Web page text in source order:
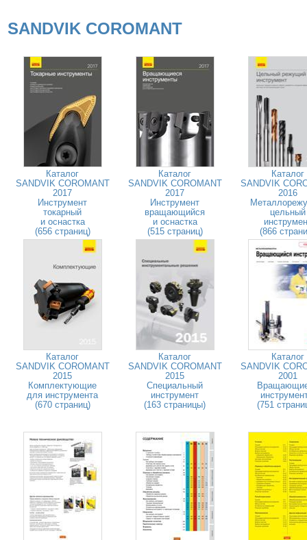
SANDVIK COROMANT
Каталог
SANDVIK COROMANT
2017
Инструмент
токарный
и оснастка
(656 страниц)
Каталог
SANDVIK COROMANT
2017
Инструмент
вращающийся
и оснастка
(515 страниц)
Каталог
SANDVIK
2016
цельный
(866
Каталог
SANDVIK COROMANT
2015
Комплектующие
для инструмента
(670 страниц)
Каталог
SANDVIK COROMANT
2015
Специальный
инструмент
(163 страницы)
Каталог
SANDVIK
2001
(751